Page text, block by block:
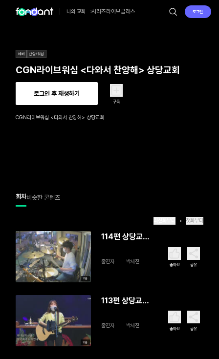
나의 교회 시리즈라이브클래스 로그인
예배 찬양/워십
CGN라이브워십 <다와서 찬양해> 상당교회
로그인 후 재생하기
구독
CGN라이브워십 <다와서 찬양해> 상당교회
회차비슷한 콘텐츠
첫화부터
17분
114편 상당교
출연자 박세진 좋아요 공유
15분
113편 상당교
출연자 박세진 좋아요 공유